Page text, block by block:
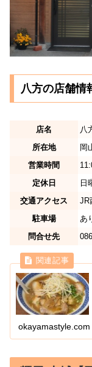
八方の店舗情
店名
八
所在地
岡
営業時間
定休日
日
交通アクセス
JR
駐車場
あ
問合せ先
okayamastyle.com